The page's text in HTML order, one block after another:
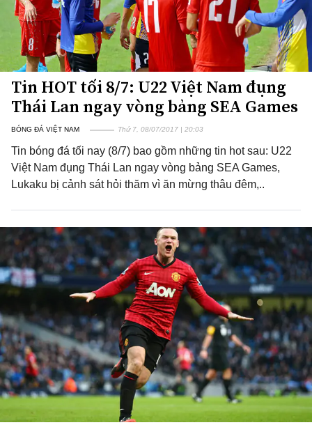
Tin HOT tối 8/7: U22 Việt Nam đụng
Thái Lan ngay vòng bảng SEA Games
BÓNG ĐÁ VIỆT NAM Thứ 7, 08/07/2017 | 20:03
Tin bóng đá tối nay (8/7) bao gồm những tin hot sau: U22
Việt Nam đụng Thái Lan ngay vòng bảng SEA Games,
Lukaku bị cảnh sát hỏi thăm vì ăn mừng thâu đêm,..